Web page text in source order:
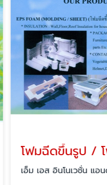
โฟมฉีดขึ้นรูป /
เอ็ม เอส อินโนเวชั่น แอ